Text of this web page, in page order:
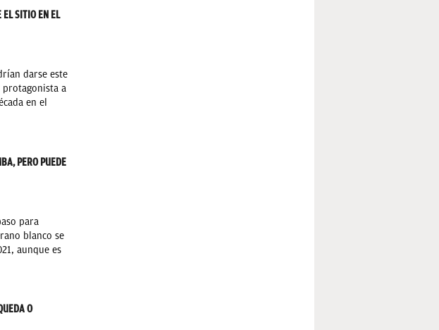
EL SITIO EN EL
darse este
protagonista a
en el
PERO PUEDE
para
blanco se
aunque es
O